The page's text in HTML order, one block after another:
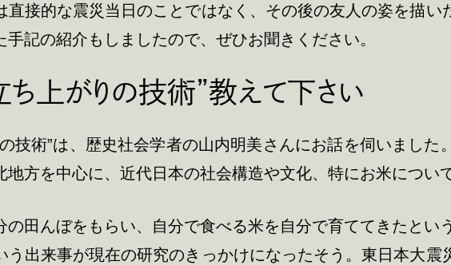
直接的な震災当日のことではなく、その後の友人の姿を描
手記の紹介もしましたので、ぜひお聞きください。
ち上がりの技術”教えて下さい
技術”は、歴史社会学者の山内明美さんにお話を伺いまし
地方を中心に、近代日本の社会構造や文化、特にお米につい
の田んぼをもらい、自分で食べる米を自分で育ててきたとい
う出来事が現在の研究のきっかけになったそう。東日本大